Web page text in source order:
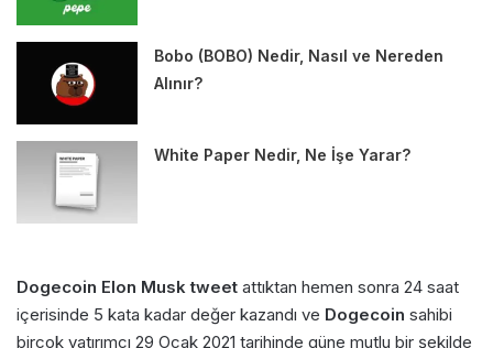
Bobo (BOBO) Nedir, Nasıl ve Nereden
Alınır?
White Paper Nedir, Ne İşe Yarar?
Dogecoin Elon Musk tweet attıktan hemen sonra 24 saat
içerisinde 5 kata kadar değer kazandı ve Dogecoin sahibi
birçok yatırımcı 29 Ocak 2021 tarihinde güne mutlu bir şekilde